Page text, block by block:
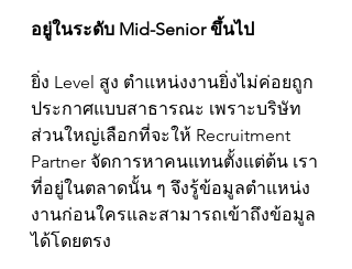
อยู่ในระดับ Mid-Senior ขึ้นไป
ยิ่ง Level สูง ตำแหน่งงานยิ่งไม่ค่อยถูก
ประกาศแบบสาธารณะ เพราะบริษัท
ส่วนใหญ่เลือกที่จะให้ Recruitment
Partner จัดการหาคนแทนตั้งแต่ต้น เรา
ที่อยู่ในตลาดนั้น ๆ จึงรู้ข้อมูลตำแหน่ง
งานก่อนใครและสามารถเข้าถึงข้อมูล
ได้โดยตรง